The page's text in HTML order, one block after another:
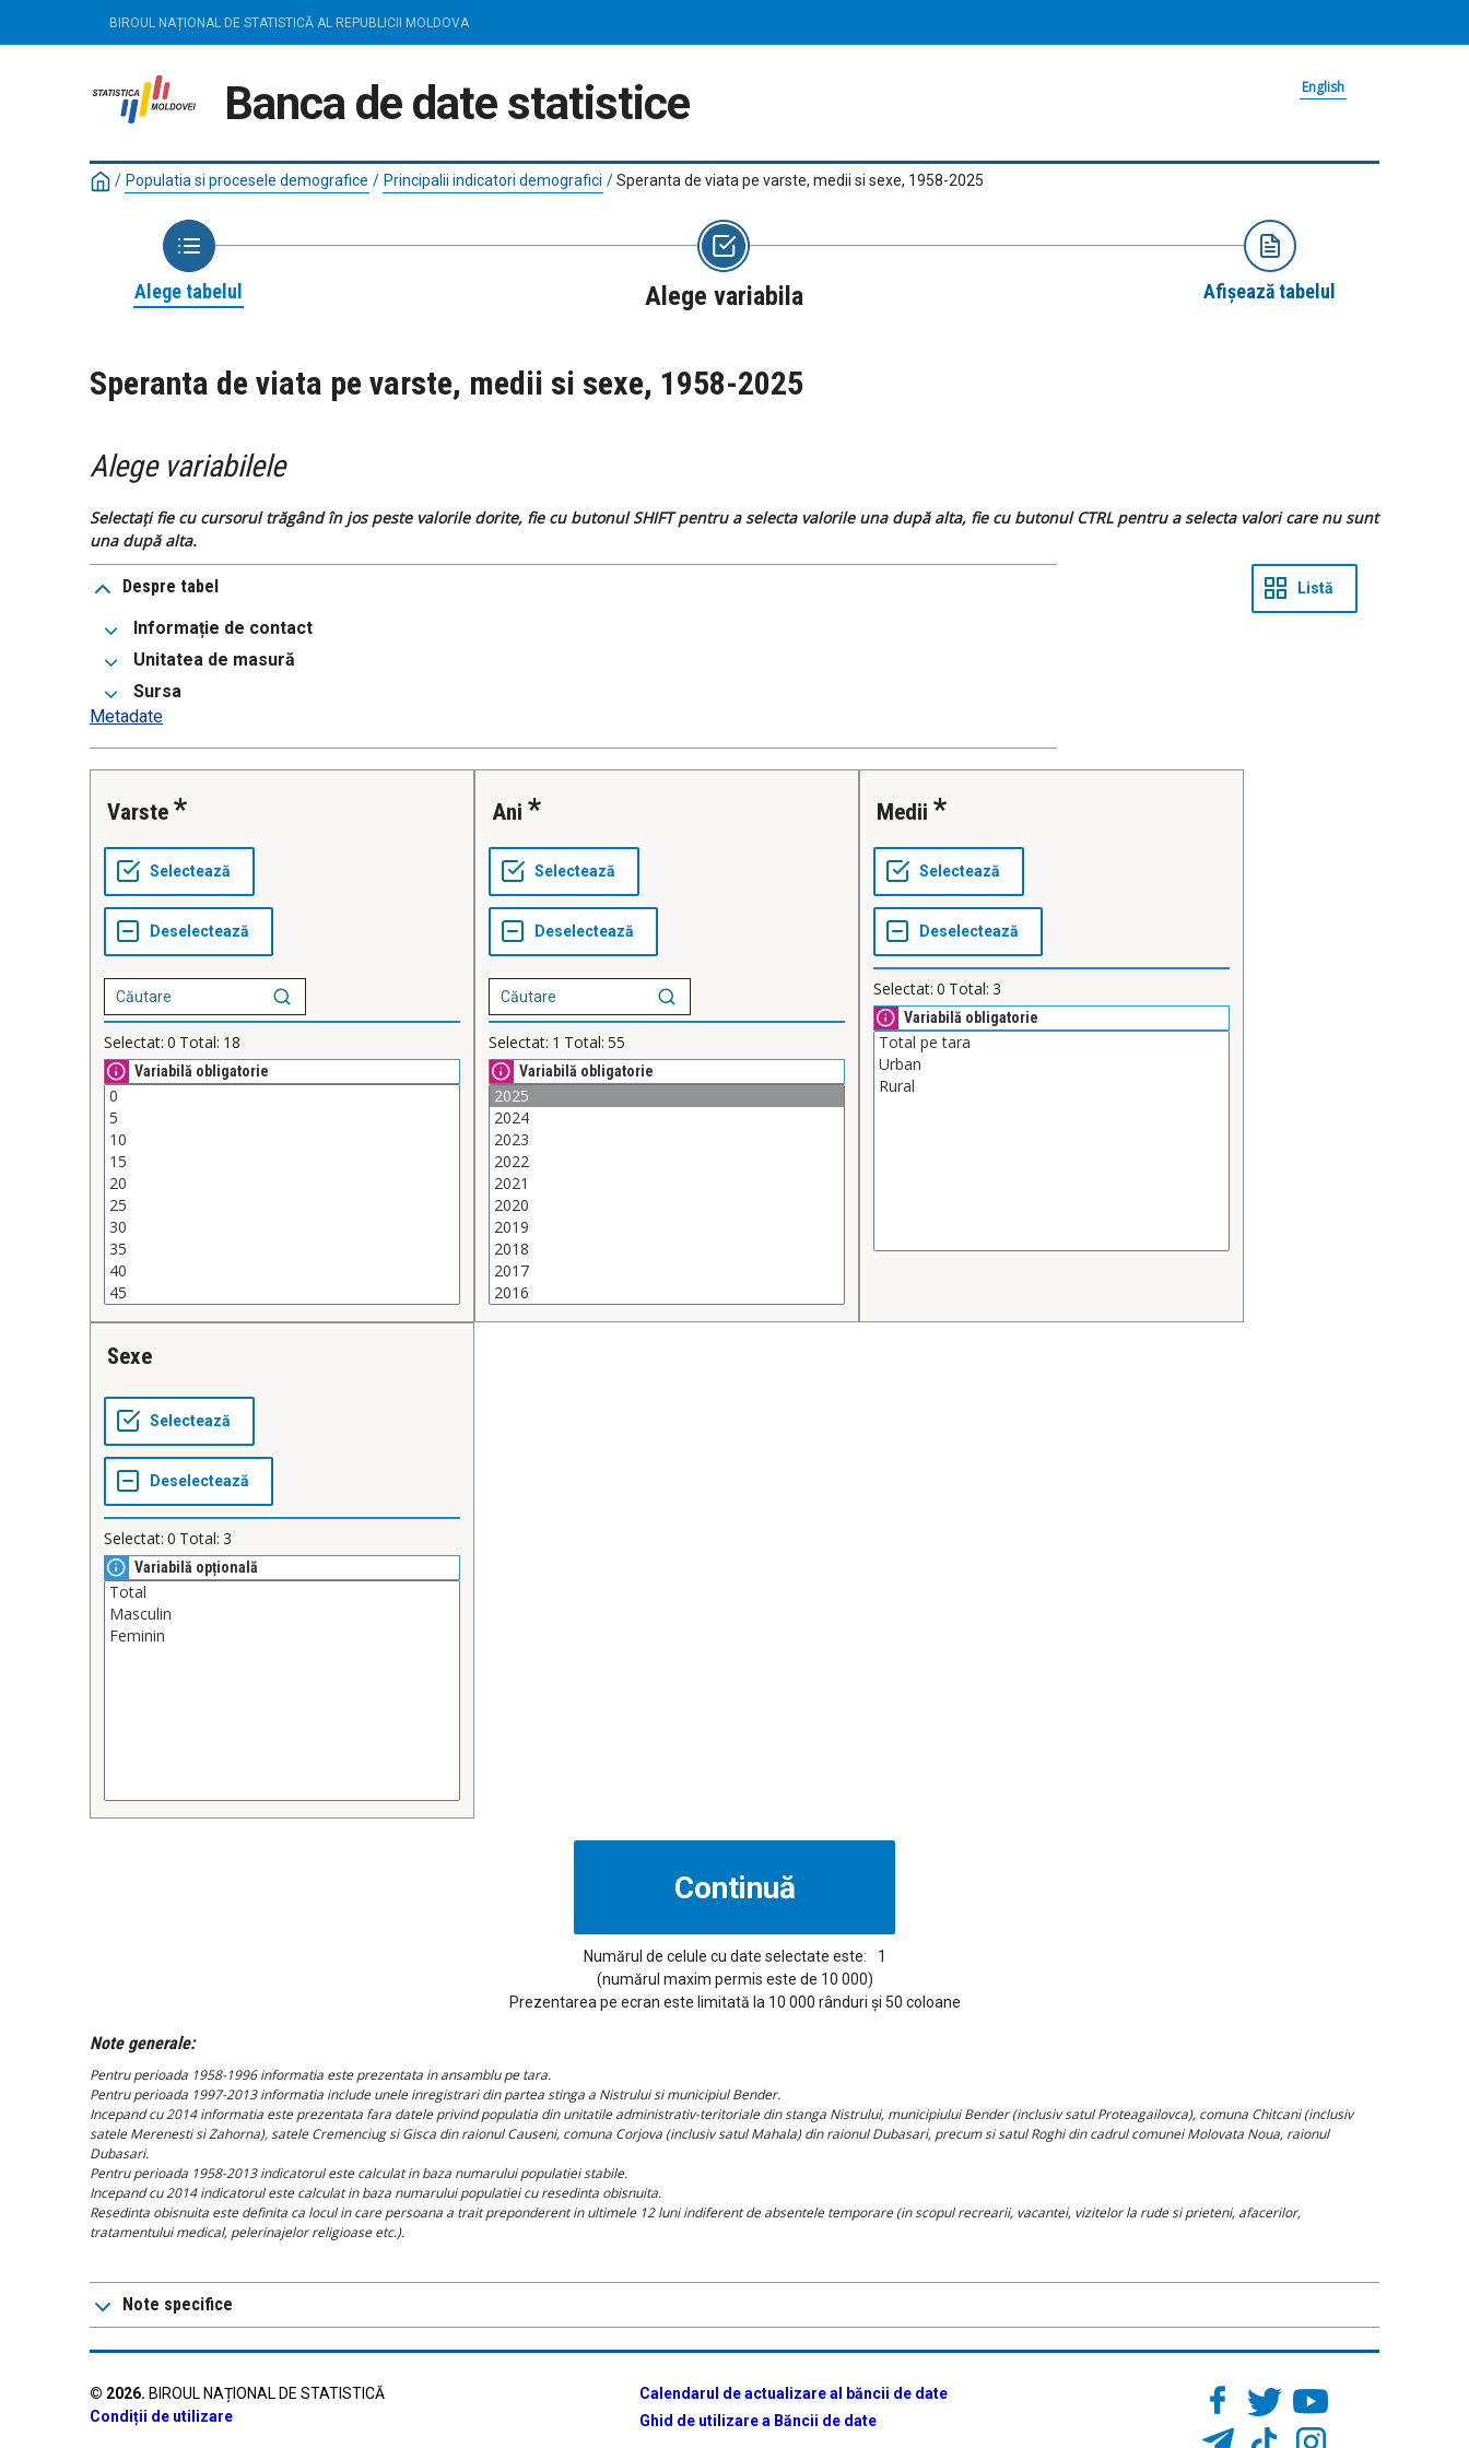
BIROUL NAȚIONAL DE STATISTICĂ AL REPUBLICII MOLDOVA
Banca de date statistice English
/ Populatia si procesele demografice / Principalii indicatori demografici /Speranta de viata pe varste, medii si sexe, 1958-2025
Alege tabelul Alege variabila Afișează tabelul
Speranta de viata pe varste, medii si sexe, 1958-2025
Alege variabilele
Selectați fie cu cursorul trăgând în jos peste valorile dorite, fie cu butonul SHIFT pentru a selecta valorile una după alta, fie cu butonul CTRL pentru a selecta valori care nu sunt
una după alta.
Despre tabel
Informație de contact
Unitatea de masură
Sursa
Metadate
Varste
Selectat: 0 Total: 18
Variabilă obligatorie
Ani
Selectat: 1 Total: 55
Variabilă obligatorie
Medii
Selectat: 0 Total: 3
Variabilă obligatorie
Sexe
Selectat: 0 Total: 3
Variabilă opțională
Numărul de celule cu date selectate este:
1
(numărul maxim permis este de 10 000)
Prezentarea pe ecran este limitată la 10 000 rânduri și 50 coloane
Note generale:
Pentru perioada 1958-1996 informatia este prezentata in ansamblu pe tara.
Pentru perioada 1997-2013 informatia include unele inregistrari din partea stinga a Nistrului si municipiul Bender.
Incepand cu 2014 informatia este prezentata fara datele privind populatia din unitatile administrativ-teritoriale din stanga Nistrului, municipiului Bender (inclusiv satul Proteagailovca), comuna Chitcani (inclusiv
satele Merenesti si Zahorna), satele Cremenciug si Gisca din raionul Causeni, comuna Corjova (inclusiv satul Mahala) din raionul Dubasari, precum si satul Roghi din cadrul comunei Molovata Noua, raionul
Dubasari.
Pentru perioada 1958-2013 indicatorul este calculat in baza numarului populatiei stabile.
Incepand cu 2014 indicatorul este calculat in baza numarului populatiei cu resedinta obisnuita.
Resedinta obisnuita este definita ca locul in care persoana a trait preponderent in ultimele 12 luni indiferent de absentele temporare (in scopul recrearii, vacantei, vizitelor la rude si prieteni, afacerilor,
tratamentului medical, pelerinajelor religioase etc.).
Note specifice
© 2026. BIROUL NAȚIONAL DE STATISTICĂ
Condiții de utilizare
Calendarul de actualizare al băncii de date
Ghid de utilizare a Băncii de date